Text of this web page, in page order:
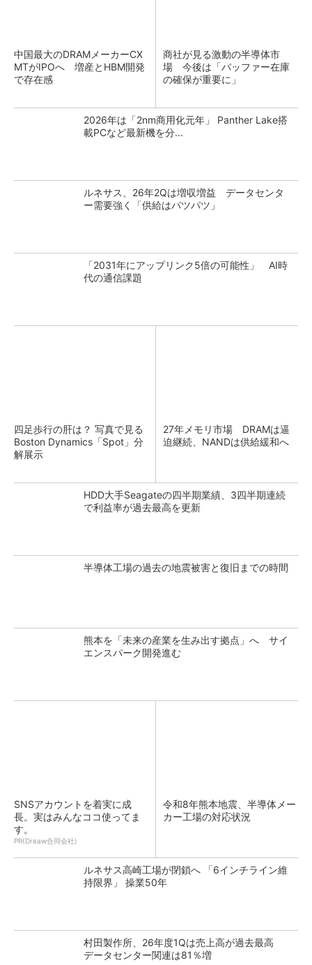
中国最大のDRAMメーカーCX
MTがIPOへ 増産とHBM開発
で存在感
商社が見る激動の半導体市
場 今後は「バッファー在庫
の確保が重要に」
2026年は「2nm商用化元年」 Panther Lake搭
載PCなど最新機を分...
ルネサス、26年2Qは増収増益 データセンタ
ー需要強く「供給はパツパツ」
「2031年にアップリンク5倍の可能性」 AI時
代の通信課題
四足歩行の肝は？ 写真で見る
Boston Dynamics「Spot」分
解展示
27年メモリ市場 DRAMは逼
迫継続、NANDは供給緩和へ
HDD大手Seagateの四半期業績、3四半期連続
で利益率が過去最高を更新
半導体工場の過去の地震被害と復旧までの時間
熊本を「未来の産業を生み出す拠点」へ サイ
エンスパーク開発進む
SNSアカウントを着実に成
長。実はみんなココ使ってま
す。
PR(Dreaw合同会社)
令和8年熊本地震、半導体メー
カー工場の対応状況
ルネサス高崎工場が閉鎖へ 「6インチライン維
持限界」 操業50年
村田製作所、26年度1Qは売上高が過去最高
データセンター関連は81％増